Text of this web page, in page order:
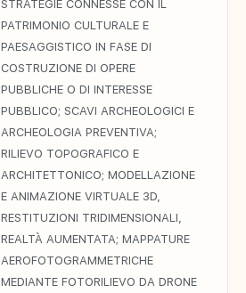
STRATEGIE CONNESSE CON IL
PATRIMONIO CULTURALE E
PAESAGGISTICO IN FASE DI
COSTRUZIONE DI OPERE
PUBBLICHE O DI INTERESSE
PUBBLICO; SCAVI ARCHEOLOGICI E
ARCHEOLOGIA PREVENTIVA;
RILIEVO TOPOGRAFICO E
ARCHITETTONICO; MODELLAZIONE
E ANIMAZIONE VIRTUALE 3D,
RESTITUZIONI TRIDIMENSIONALI,
REALTÀ AUMENTATA; MAPPATURE
AEROFOTOGRAMMETRICHE
MEDIANTE FOTORILIEVO DA DRONE